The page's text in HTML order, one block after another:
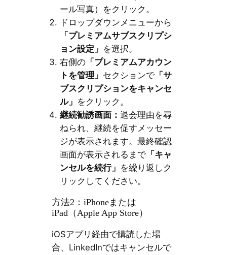
ール写真）をクリック。
ドロップダウンメニューから
「プレミアムサブスクリプシ
ョン設定」 を選択。
右側の「プレミアムアカウン
トを管理」 セクションで「サ
ブスクリプションをキャンセ
ル」 をクリック。
継続勧誘画面： 退会理由を尋
ねられ、継続を促すメッセー
ジが表示されます。最終確認
画面が表示されるまで「キャ
ンセルを続行」 を繰り返しク
リックしてください。
方法2：iPhoneまたは
iPad（Apple App Store）
iOSアプリ経由で購読した場
合、LinkedInではキャンセルで